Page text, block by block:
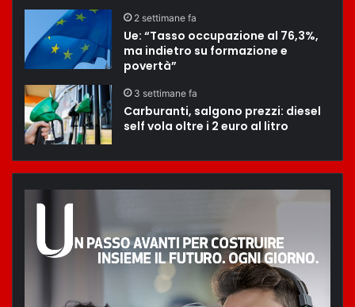
2 settimane fa
Ue: “Tasso occupazione al 76,3%,
ma indietro su formazione e
povertà”
3 settimane fa
Carburanti, salgono prezzi: diesel
self vola oltre i 2 euro al litro